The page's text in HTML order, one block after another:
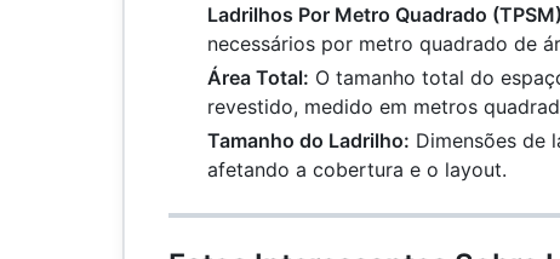
Ladrilhos Por Metro Quadrado
necessários por metro quadrado de
Área Total: O tamanho total do
revestido, medido em metros
Tamanho do Ladrilho: Dimensões de
afetando a cobertura e o layout.